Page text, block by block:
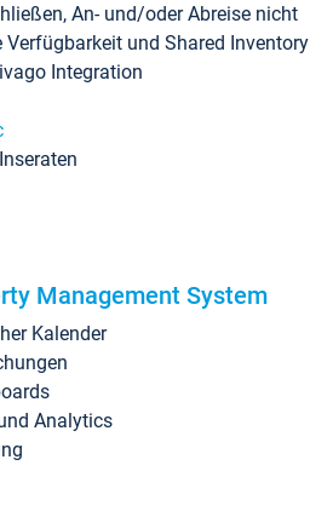
An- und/oder Abreise nicht
und Shared Inventory
Integration
Management System
Kalender
Analytics